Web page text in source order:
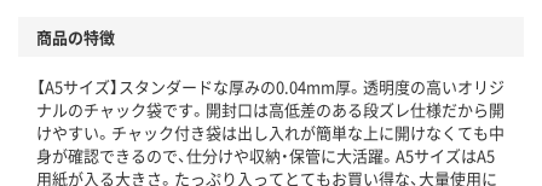
仕組
アスクルで資源循環している
温室効果ガスなどの削減
商品の特徴
【A5サイズ】スタンダードな厚みの0.04mm厚。透明度の高いオリジ
ナルのチャック袋です。開封口は高低差のある段ズレ仕様だから開
けやすい。チャック付き袋は出し入れが簡単な上に開けなくても中
身が確認できるので、仕分けや収納・保管に大活躍。A5サイズはA5
用紙が入る大きさ。たっぷり入ってとてもお買い得な、大量使用に